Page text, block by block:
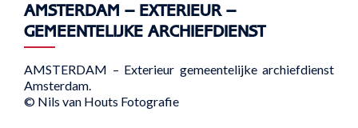
AMSTERDAM – EXTERIEUR –
GEMEENTELIJKE ARCHIEFDIENST
AMSTERDAM – Exterieur gemeentelijke archiefdienst
Amsterdam.
© Nils van Houts Fotografie